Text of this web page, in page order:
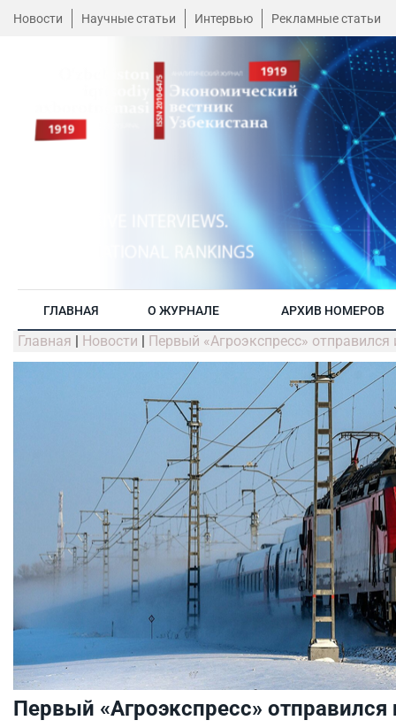
Новости Научные статьи Интервью Рекламные статьи
ГЛАВНАЯ О ЖУРНАЛЕ АРХИВ НОМЕРОВ
Главная | Новости | Первый «Агроэкспресс» отправился
Первый «Агроэкспресс» отправился